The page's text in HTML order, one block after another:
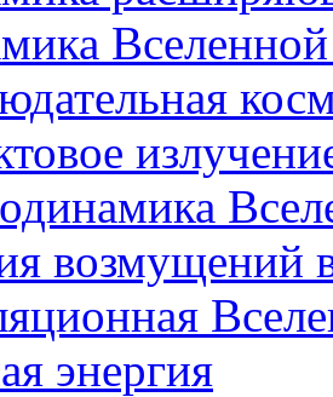
возмущений
энергия